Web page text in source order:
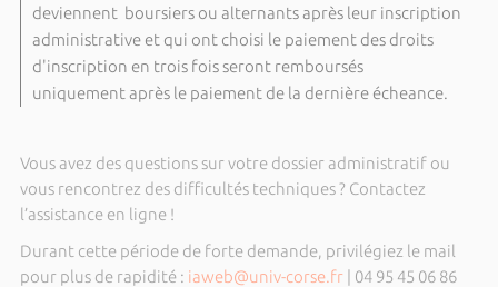
deviennent boursiers ou alternants après leur inscription
administrative et qui ont choisi le paiement des droits
d'inscription en trois fois seront remboursés
uniquement après le paiement de la dernière écheance.
Vous avez des questions sur votre dossier administratif ou
vous rencontrez des difficultés techniques ? Contactez
l’assistance en ligne !
Durant cette période de forte demande, privilégiez le mail
pour plus de rapidité : iaweb@univ-corse.fr| 04 95 45 06 86